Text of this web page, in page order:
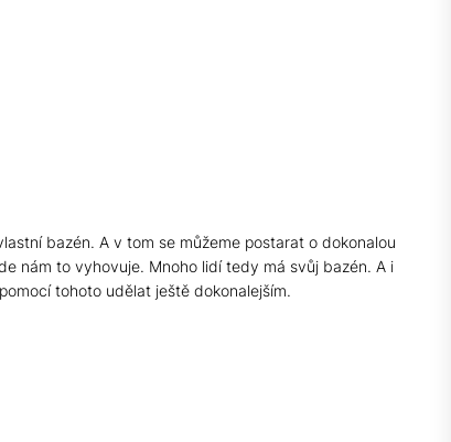
bazén. A v tom se můžeme postarat o dokonalou
nám to vyhovuje. Mnoho lidí tedy má svůj bazén. A i
tohoto udělat ještě dokonalejším.